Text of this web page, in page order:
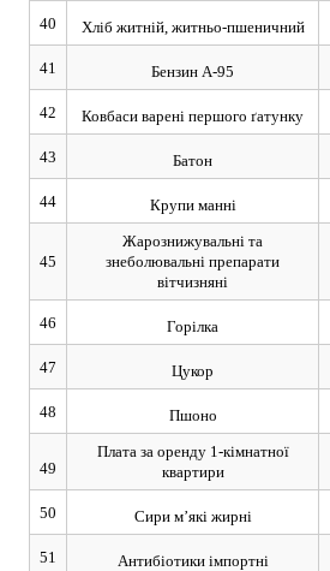
40 Хліб житній, житньо-пшеничний
41 Бензин А-95
42 Ковбаси варені першого ґатунку
43 Батон
44 Крупи манні
45
Жарознижувальні та
знеболювальні препарати
вітчизняні
46 Горілка
47 Цукор
48 Пшоно
49
Плата за оренду 1-кімнатної
квартири
50 Сири м’які жирні
51 Антибіотики імпортні